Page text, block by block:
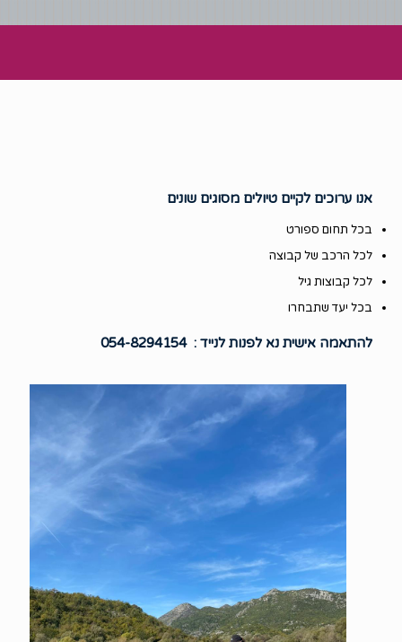
אנו ערוכים לקיים טיולים מסוגים שונים
בכל תחום ספורט
לכל הרכב של קבוצה
לכל קבוצות גיל
בכל יעד שתבחרו
להתאמה אישית נא לפנות לנייד : 054-8294154